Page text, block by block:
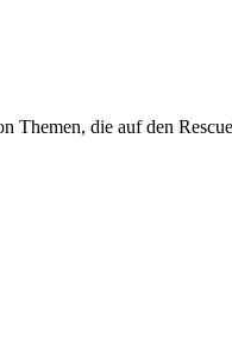
Themen, die auf den